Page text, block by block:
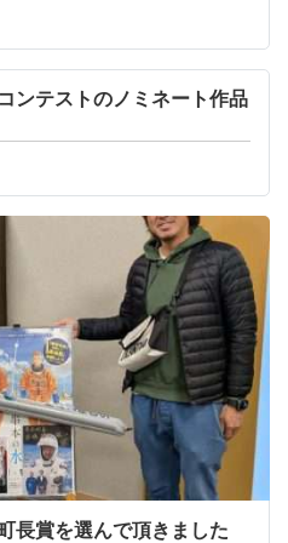
ンテストのノミネート作品
長賞を選んで頂きました